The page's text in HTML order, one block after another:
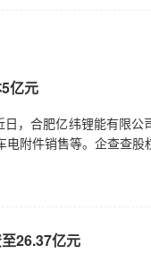
亿元
，合肥亿纬锂能有限
附件销售等。企查查股
26.37亿元